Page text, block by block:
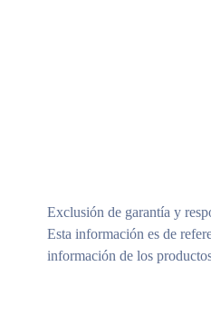
Exclusión de garantía y
Esta información es de
información de los